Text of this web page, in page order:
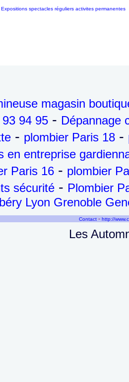
Expositions spectacles réguliers activites permanentes
magasin
94 95 - Dépannage
- plombier Paris 18 -
en entreprise
Paris 16 - plombier
sécurité - Plombier
Lyon Grenoble
Contact - http://
Les